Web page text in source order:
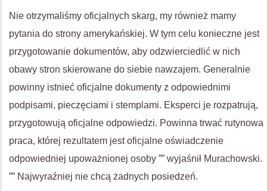
Nie otrzymaliśmy oficjalnych skarg, my również mamy
pytania do strony amerykańskiej. W tym celu konieczne jest
przygotowanie dokumentów, aby odzwierciedlić w nich
obawy stron skierowane do siebie nawzajem. Generalnie
powinny istnieć oficjalne dokumenty z odpowiednimi
podpisami, pieczęciami i stemplami. Eksperci je rozpatrują,
przygotowują oficjalne odpowiedzi. Powinna trwać rutynowa
praca, której rezultatem jest oficjalne oświadczenie
odpowiedniej upoważnionej osoby ”” wyjaśnił Murachowski.
”” Najwyraźniej nie chcą żadnych posiedzeń.